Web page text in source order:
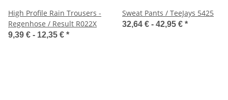
High Profile Rain Trousers -
Regenhose / Result R022X
9,39 € - 12,35 € *
Sweat Pants / TeeJays 5425
32,64 € - 42,95 € *